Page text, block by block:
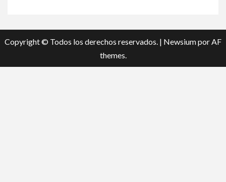
Copyright © Todos los derechos reservados. | Newsiumpor AF
themes.